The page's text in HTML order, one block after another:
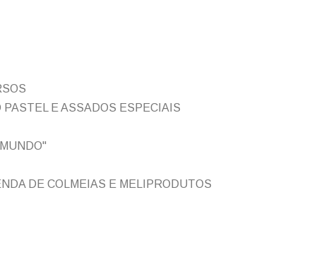
E ASSADOS ESPECIAIS
DE COLMEIAS E MELIPRODUTOS